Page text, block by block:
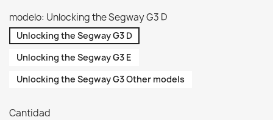
modelo: Unlocking the Segway G3 D
Unlocking the Segway G3 D
Unlocking the Segway G3 E
Unlocking the Segway G3 Other models
Cantidad